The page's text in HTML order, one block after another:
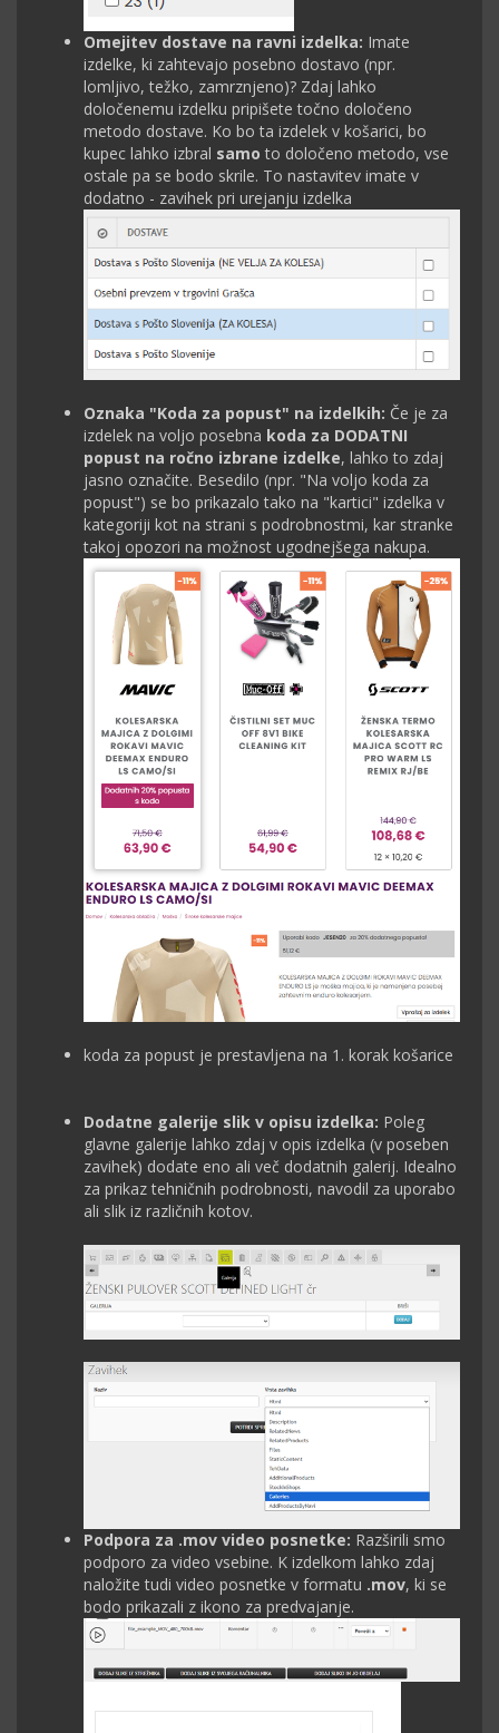
Omejitev dostave na ravni izdelka: Imate
izdelke, ki zahtevajo posebno dostavo (npr.
lomljivo, težko, zamrznjeno)? Zdaj lahko
določenemu izdelku pripišete točno določeno
metodo dostave. Ko bo ta izdelek v košarici, bo
kupec lahko izbral samo to določeno metodo, vse
ostale pa se bodo skrile. To nastavitev imate v
dodatno - zavihek pri urejanju izdelka
Oznaka "Koda za popust" na izdelkih: Če je za
izdelek na voljo posebna koda za DODATNI
popust na ročno izbrane izdelke, lahko to zdaj
jasno označite. Besedilo (npr. "Na voljo koda za
popust") se bo prikazalo tako na "kartici" izdelka v
kategoriji kot na strani s podrobnostmi, kar stranke
takoj opozori na možnost ugodnejšega nakupa.
koda za popust je prestavljena na 1. korak košarice
Dodatne galerije slik v opisu izdelka: Poleg
glavne galerije lahko zdaj v opis izdelka (v poseben
zavihek) dodate eno ali več dodatnih galerij. Idealno
za prikaz tehničnih podrobnosti, navodil za uporabo
ali slik iz različnih kotov.
Podpora za .mov video posnetke: Razširili smo
podporo za video vsebine. K izdelkom lahko zdaj
naložite tudi video posnetke v formatu .mov, ki se
bodo prikazali z ikono za predvajanje.